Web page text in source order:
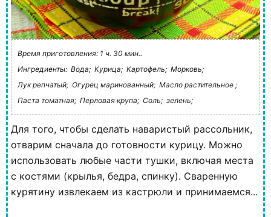
Время приготовления: 1 ч. 30 мин..
Ингредиенты: Вода; Курица; Картофель; Морковь;
Лук репчатый; Огурец маринованный; Масло растительное ;
Паста томатная; Перловая крупа; Соль; зелень;
Для того, чтобы сделать наваристый рассольник,
отварим сначала до готовности курицу. Можно
использовать любые части тушки, включая места
с костями (крылья, бедра, спинку). Сваренную
курятину извлекаем из кастрюли и принимаемся...